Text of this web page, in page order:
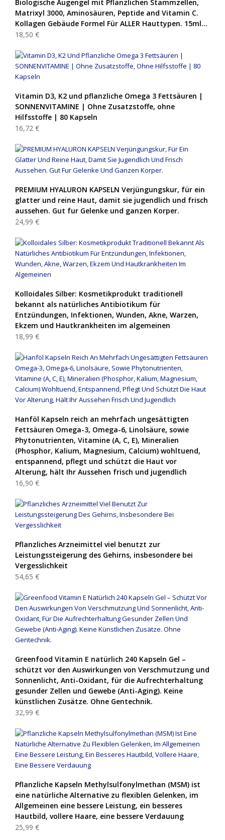
Biologische Augengel mit Pflanzlichen Stammzellen,
Matrixyl 3000, Aminosäuren, Peptide and Vitamin C.
Kollagen Gebäude Formel Für ALLER Hauttypen. 15ml…
18,50 €
Vitamin D3, K2 und pflanzliche Omega 3 Fettsäuren |
SONNENVITAMINE | Ohne Zusatzstoffe, ohne
Hilfsstoffe | 80 Kapseln
16,72 €
PREMIUM HYALURON KAPSELN Verjüngungskur, für ein
glatter und reine Haut, damit sie jugendlich und frisch
aussehen. Gut fur Gelenke und ganzen Korper.
24,99 €
Kolloidales Silber: Kosmetikprodukt traditionell
bekannt als natürliches Antibiotikum für
Entzündungen, Infektionen, Wunden, Akne, Warzen,
Ekzem und Hautkrankheiten im algemeinen
18,99 €
Hanföl Kapseln reich an mehrfach ungesättigten
Fettsäuren Omega-3, Omega-6, Linolsäure, sowie
Phytonutrienten, Vitamine (A, C, E), Mineralien
(Phosphor, Kalium, Magnesium, Calcium) wohltuend,
entspannend, pflegt und schützt die Haut vor
Alterung, hält Ihr Aussehen frisch und jugendlich
16,90 €
Pflanzliches Arzneimittel viel benutzt zur
Leistungssteigerung des Gehirns, insbesondere bei
Vergesslichkeit
54,65 €
Greenfood Vitamin E natürlich 240 Kapseln Gel –
schützt vor den Auswirkungen von Verschmutzung und
Sonnenlicht, Anti-Oxidant, für die Aufrechterhaltung
gesunder Zellen und Gewebe (Anti-Aging). Keine
künstlichen Zusätze. Ohne Gentechnik.
32,99 €
Pflanzliche Kapseln Methylsulfonylmethan (MSM) ist
eine natürliche Alternative zu flexiblen Gelenken, im
Allgemeinen eine bessere Leistung, ein besseres
Hautbild, vollere Haare, eine bessere Verdauung
25,99 €